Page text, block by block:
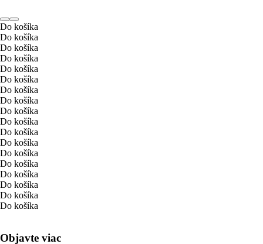
Do košíka
Do košíka
Do košíka
Do košíka
Do košíka
Do košíka
Do košíka
Do košíka
Do košíka
Do košíka
Do košíka
Do košíka
Do košíka
Do košíka
Do košíka
Do košíka
Do košíka
Do košíka
Objavte viac